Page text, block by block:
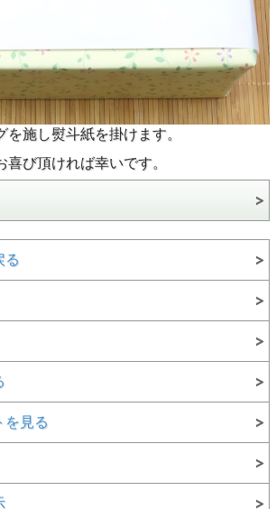
施し熨斗紙を掛けます。
び頂ければ幸いです。
る
を見る